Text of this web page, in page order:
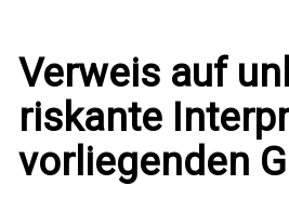
Verweis auf
riskante
vorliegenden